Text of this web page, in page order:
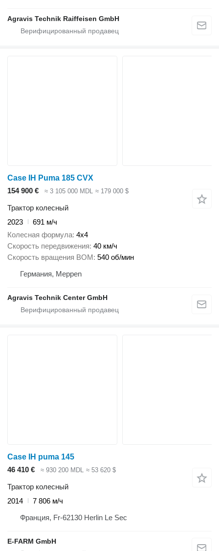
Agravis Technik Raiffeisen GmbH
Case IH Puma 185 CVX
154 900 €
≈ 3 105 000 MDL ≈ 179 000 $
Трактор колесный
2023
691 м/ч
Колесная формула 4x4
Скорость передвижения 40 км/ч
Скорость вращения ВОМ 540 об/мин
Германия, Meppen
Agravis Technik Center GmbH
Case IH puma 145
46 410 €
≈ 930 200 MDL ≈ 53 620 $
Трактор колесный
2014
7 806 м/ч
Франция, Fr-62130 Herlin Le Sec
E-FARM GmbH